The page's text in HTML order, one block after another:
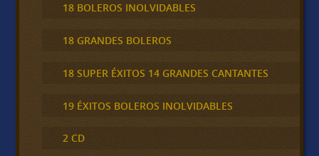
18 BOLEROS INOLVIDABLES
18 GRANDES BOLEROS
18 SUPER ÉXITOS 14 GRANDES CANTANTES
19 ÉXITOS BOLEROS INOLVIDABLES
2 CD